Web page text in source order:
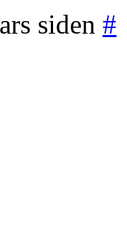
siden #